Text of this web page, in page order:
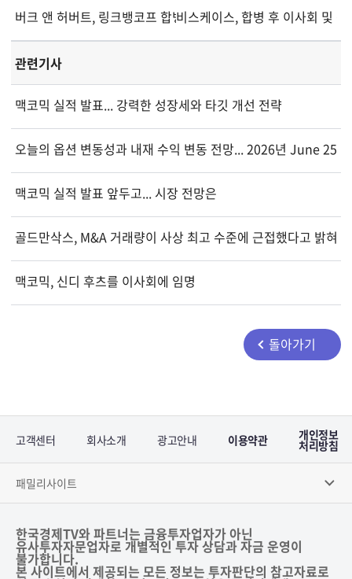
버크 앤 허버트, 링크뱅코프 합병 완료로 리더십 확대
비스케이스, 합병 후 이사회 및
관련기사
맥코믹 실적 발표... 강력한 성장세와 타깃 개선 전략
오늘의 옵션 변동성과 내재 수익 변동 전망... 2026년 June 25
맥코믹 실적 발표 앞두고... 시장 전망은
골드만삭스, M&A 거래량이 사상 최고 수준에 근접했다고 밝혀
맥코믹, 신디 후츠를 이사회에 임명
돌아가기
고객센터 회사소개 광고안내 이용약관 개인정보
처리방침
패밀리사이트
한국경제TV와 파트너는 금융투자업자가 아닌
유사투자자문업자로 개별적인 투자 상담과 자금 운영이
불가합니다.
본 사이트에서 제공되는 모든 정보는 투자판단의 참고자료로